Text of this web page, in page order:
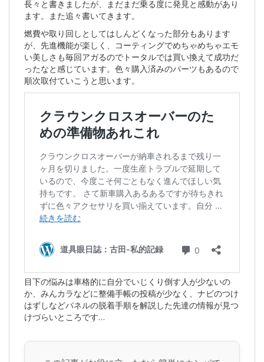
長々と書きましたが、まだまだ乗る度に発見と感動があり
ます。また追々書いてきます。
燃費や取り回しとしてはしんどくなった部分もあります
が、先進機能が楽しく、コーティングでめちゃめちゃエモ
い美しさも毎回アガるのでトータルでは買い換えて成功だ
ったなと感じています。色々購入済みのパーツもあるので
順次取付ていこうと思います。
目下の悩みは車格的に自分でいじくり倒す人が少ないの
か、みんカラなどに整備手帳の投稿が少なく、ナビのつけ
はずしなどパネルの脱着手順を解説した先達の情報が見つ
けづらいところです…